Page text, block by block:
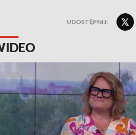
UDOSTĘPNIJ: